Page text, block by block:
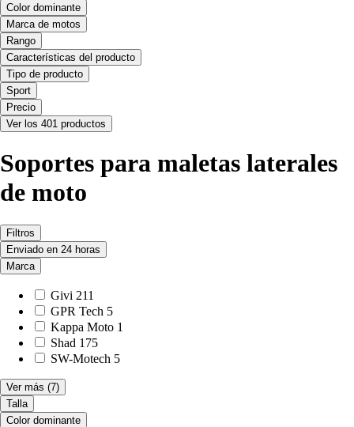
Color dominante
Marca de motos
Rango
Características del producto
Tipo de producto
Sport
Precio
Ver los 401 productos
Soportes para maletas laterales
de moto
Filtros
Enviado en 24 horas
Marca
Givi 211
GPR Tech 5
Kappa Moto 1
Shad 175
SW-Motech 5
Ver más (7)
Talla
Color dominante